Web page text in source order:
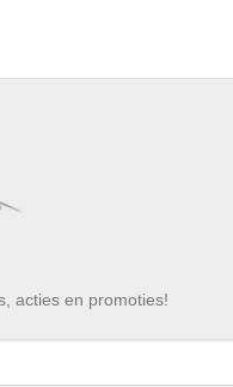
acties en promoties!